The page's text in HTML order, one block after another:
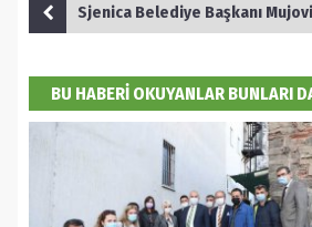
Sjenica Belediye Başkanı Mujovic'ten
BU HABERİ OKUYANLAR BUNLARI